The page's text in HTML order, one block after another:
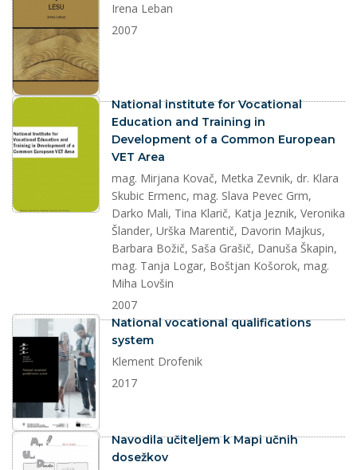
Irena Leban
2007
dokument
National institute for Vocational
Education and Training in
Development of a Common European
VET Area
mag. Mirjana Kovač, Metka Zevnik, dr. Klara
Skubic Ermenc, mag. Slava Pevec Grm,
Darko Mali, Tina Klarič, Katja Jeznik, Veronika
Šlander, Urška Marentič, Davorin Majkus,
Barbara Božič, Saša Grašič, Danuša Škapin,
mag. Tanja Logar, Boštjan Košorok, mag.
Miha Lovšin
2007
dokument
National vocational qualifications
system
Klement Drofenik
2017
dokument
Navodila učiteljem k Mapi učnih
dosežkov